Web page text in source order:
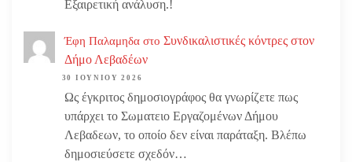
Εξαιρετική ανάλυση.!
Έφη Παλαμηδα στο Συνδικαλιστικές κόντρες στον
Δήμο Λεβαδέων
30 ΙΟΥΝΊΟΥ 2026
Ως έγκριτος δημοσιογράφος θα γνωρίζετε πως
υπάρχει το Σωματειο Εργαζομένων Δήμου
Λεβαδεων, το οποίο δεν είναι παράταξη. Βλέπω
δημοσιεύσετε σχεδόν…